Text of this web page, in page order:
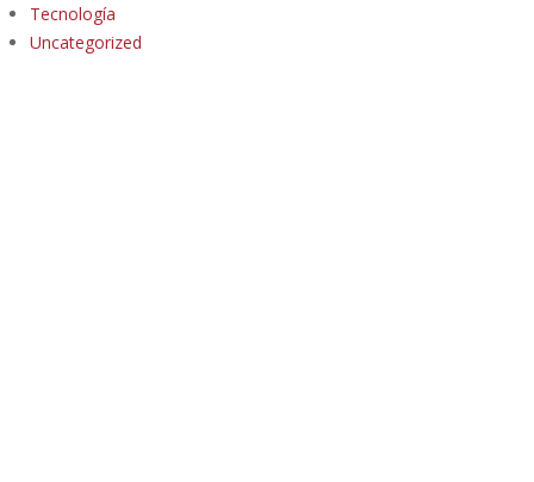
Tecnología
Uncategorized